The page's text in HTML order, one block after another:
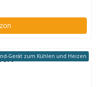
Gerät zum Kühlen und Heizen